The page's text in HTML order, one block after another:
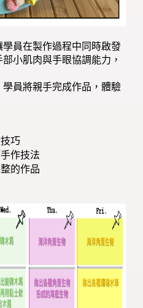
員在製作過程中同時啟發
小肌肉與手眼協調能力，
員將親手完成作品，體驗
巧
作技法
的作品